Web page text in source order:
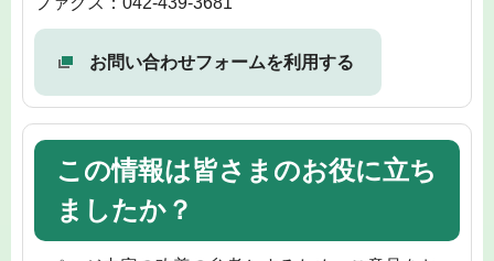
お問い合わせフォームを利用する
この情報は皆さまのお役に立ち
ましたか？